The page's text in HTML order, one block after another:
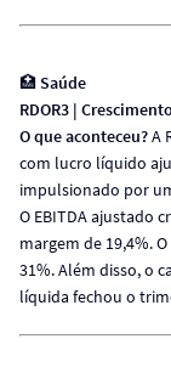
🏥Saúde
RDOR3 |
O que aconteceu?A
com lucro líquido
impulsionado por
O EBITDA ajustado
margem de 19,4%.
31%. Além disso, o
líquida fechou o